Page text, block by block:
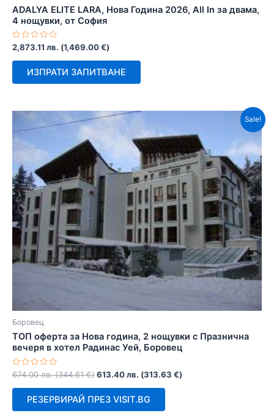
ADALYA ELITE LARA, Нова Година 2026, All In за двама,
4 нощувки, от София
Оценено
с
0
2,873.11 лв. (1,469.00€)
ИЗПРАТИ ЗАПИТВАНЕ
Sale!
Боровец
ТОП оферта за Нова година, 2 нощувки с Празнична
вечеря в хотел Радинас Уей, Боровец
Оценено
с
0
674.00лв. (344.61€)613.40лв. (313.63 €)
РЕЗЕРВИРАЙ ПРЕЗ VISIT.BG